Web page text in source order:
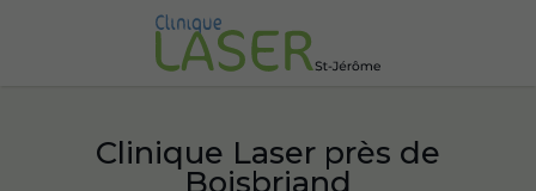
Clinique Laser près de
Boisbriand